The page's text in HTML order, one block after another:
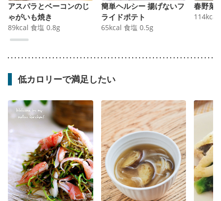
アスパラとベーコンのじ
ゃがいも焼き
89kcal 食塩 0.8g
簡単ヘルシー 揚げないフ
ライドポテト
65kcal 食塩 0.5g
春野菜
114kcal
低カロリーで満足したい